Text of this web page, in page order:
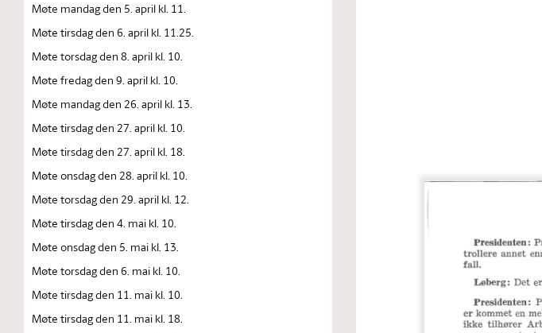
Møte mandag den 5. april kl. 11.
Møte tirsdag den 6. april kl. 11.25.
Møte torsdag den 8. april kl. 10.
Møte fredag den 9. april kl. 10.
Møte mandag den 26. april kl. 13.
Møte tirsdag den 27. april kl. 10.
Møte tirsdag den 27. april kl. 18.
Møte onsdag den 28. april kl. 10.
Møte torsdag den 29. april kl. 12.
Møte tirsdag den 4. mai kl. 10.
Møte onsdag den 5. mai kl. 13.
Møte torsdag den 6. mai kl. 10.
Møte tirsdag den 11. mai kl. 10.
Møte tirsdag den 11. mai kl. 18.